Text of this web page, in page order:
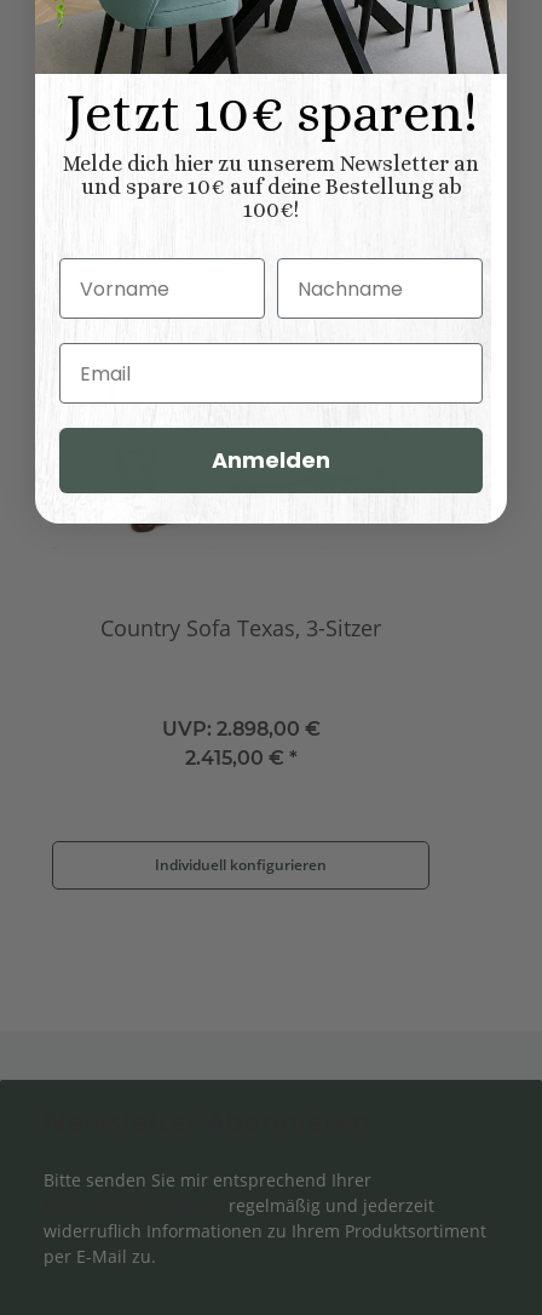
Benachrichtigen, wenn verfügbar
Ähnliche Artikel
Country Sofa Texas, 3-Sitzer
UVP: 2.898,00 €
2.415,00 € *
Individuell konfigurieren
Bitte senden Sie mir entsprechend Ihrer
regelmäßig und jederzeit
widerruflich Informationen zu Ihrem Produktsortiment
per E-Mail zu.
Jetzt 10€ sparen!
Melde dich hier zu unserem Newsletter an
und spare 10€ auf deine Bestellung ab
100€!
Vorname Nachname
Email
Anmelden